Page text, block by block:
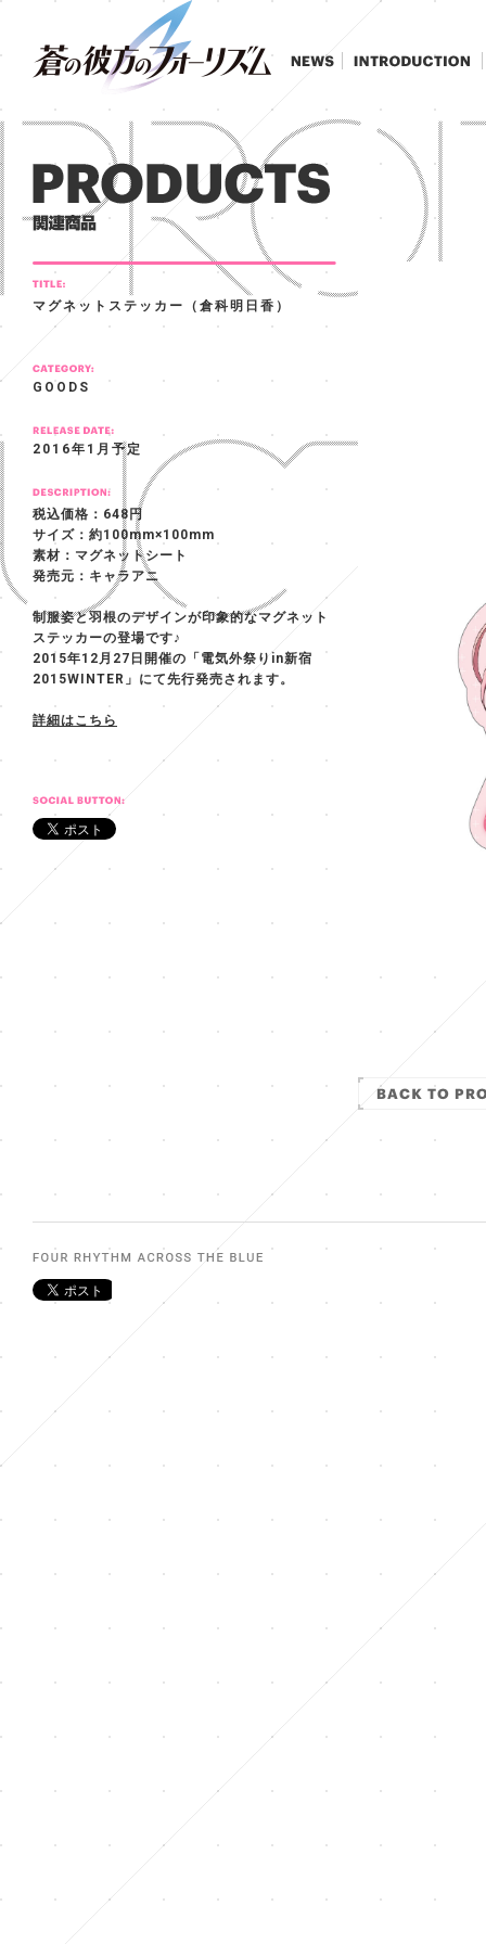
マグネットステッカー（倉科明日香）
GOODS
2016年1月予定
税込価格：648円
サイズ：約100mm×100mm
素材：マグネットシート
発売元：キャラアニ
制服姿と羽根のデザインが印象的なマグネット
ステッカーの登場です♪
2015年12月27日開催の「電気外祭りin新宿
2015WINTER」にて先行発売されます。
詳細はこちら